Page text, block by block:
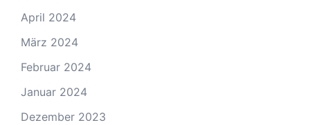
April 2024
März 2024
Februar 2024
Januar 2024
Dezember 2023